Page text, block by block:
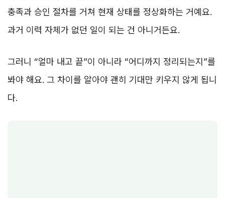
충족과 승인 절차를 거쳐 현재 상태를 정상화하는 거예요.
과거 이력 자체가 없던 일이 되는 건 아니거든요.
그러니 “얼마 내고 끝”이 아니라 “어디까지 정리되는지”를
봐야 해요. 그 차이를 알아야 괜히 기대만 키우지 않게 됩니
다.